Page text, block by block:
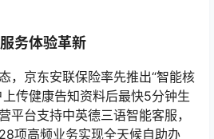
务体验革新
，京东安联保险率先推出“智能核
传健康告知资料后最快5分钟生
平台支持中英德三语智能客服，
项高频业务实现全天候自助办